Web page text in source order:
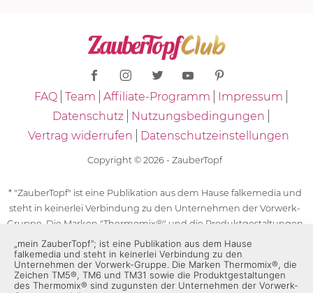
FAQ Team Affiliate-Programm
Impressum
Datenschutz
Nutzungsbedingungen
Vertrag widerrufen
Datenschutzeinstellungen
Copyright © 2026 - ZauberTopf
* "ZauberTopf" ist eine Publikation aus dem Hause falkemedia und
steht in keinerlei Verbindung zu den Unternehmen der Vorwerk-
Gruppe. Die Marken "Thermomix®" und die Produktgestaltungen
des "Thermomix®" sind eingetragene Marken der Unternehmen
der Vorwerk-Gruppe. Die Marken Thermomix®, die Zeichen TM5®,
TM6 und TM31 sowie die Produktgestaltungen des Thermomix®
sind zugunsten der Unternehmen der Vorwerk-Gruppe
„mein ZauberTopf”; ist eine Publikation aus dem Hause
falkemedia und steht in keinerlei Verbindung zu den
Unternehmen der Vorwerk-Gruppe. Die Marken Thermomix®, die
Zeichen TM5®, TM6 und TM31 sowie die Produktgestaltungen
des Thermomix® sind zugunsten der Unternehmen der Vorwerk-